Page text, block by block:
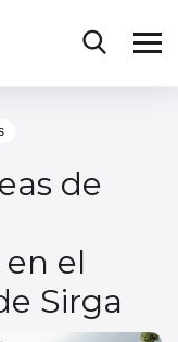
de
el
Sirga